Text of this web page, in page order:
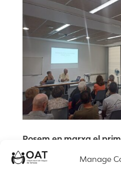
Manage
Posem en marxa el
l’aigua”.
jul. 4, 2024